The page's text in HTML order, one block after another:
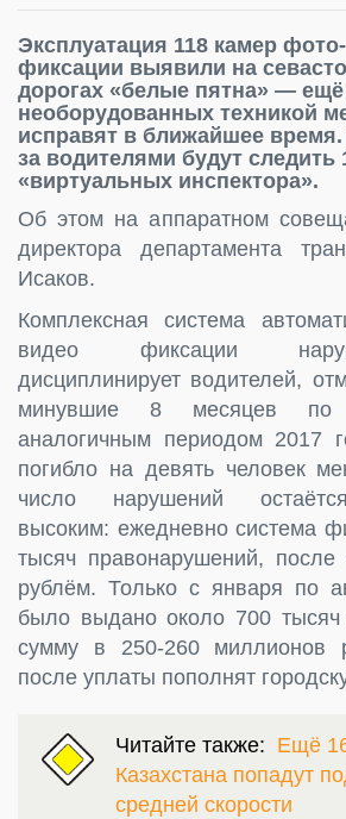
Эксплуатация 118 камер
фиксации выявили на
дорогах «белые пятна» — ещё
необорудованных техникой
исправят в ближайшее
за водителями будут следить
«виртуальных инспектора».
Об этом на аппаратном
директора департамента
Исаков.
Комплексная система
видео фиксации
дисциплинирует водителей,
минувшие 8 месяцев по
аналогичным периодом 2017
погибло на девять человек
число нарушений
высоким: ежедневно система
тысяч правонарушений, после
рублём. Только с января по
было выдано около 700 тысяч
сумму в 250-260 миллионов
после уплаты пополнят
Читайте также: Ещё
Казахстана попадут
средней скорости